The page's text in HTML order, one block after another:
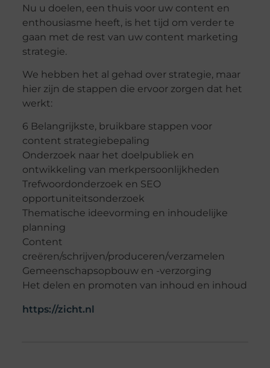
Nu u doelen, een thuis voor uw content en
enthousiasme heeft, is het tijd om verder te
gaan met de rest van uw content marketing
strategie.
We hebben het al gehad over strategie, maar
hier zijn de stappen die ervoor zorgen dat het
werkt:
6 Belangrijkste, bruikbare stappen voor
content strategiebepaling
Onderzoek naar het doelpubliek en
ontwikkeling van merkpersoonlijkheden
Trefwoordonderzoek en SEO
opportuniteitsonderzoek
Thematische ideevorming en inhoudelijke
planning
Content
creëren/schrijven/produceren/verzamelen
Gemeenschapsopbouw en -verzorging
Het delen en promoten van inhoud en inhoud
https://zicht.nl